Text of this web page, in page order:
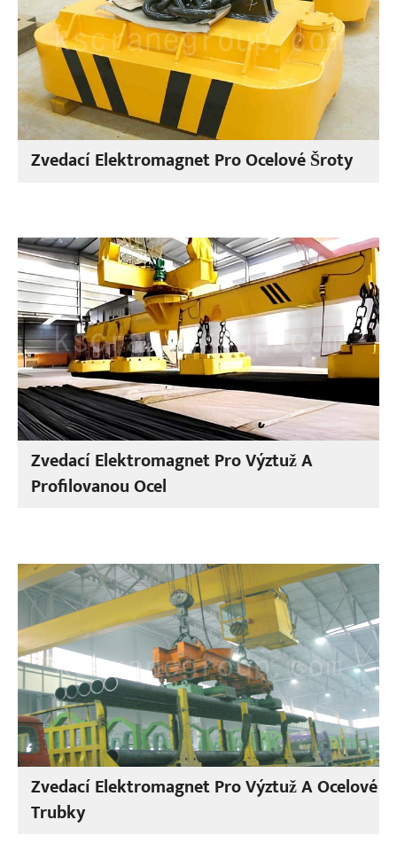
Zvedací Elektromagnet Pro Ocelové Šroty
Zvedací Elektromagnet Pro Výztuž A
Profilovanou Ocel
Zvedací Elektromagnet Pro Výztuž A Ocelové
Trubky